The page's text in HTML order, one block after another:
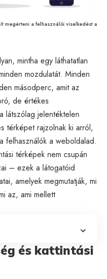
megérteni a felhasználói viselkedést a
mintha egy láthatatlan
mozdulatát. Minden
másodperc, amit az
de értékes
látszólag jelentéktelen
térképet rajzolnak ki arról,
felhasználók a weboldalad.
térképek nem csupán
– ezek a látogatóid
amelyek megmutatják, mi
az, ami mellett
és kattintási